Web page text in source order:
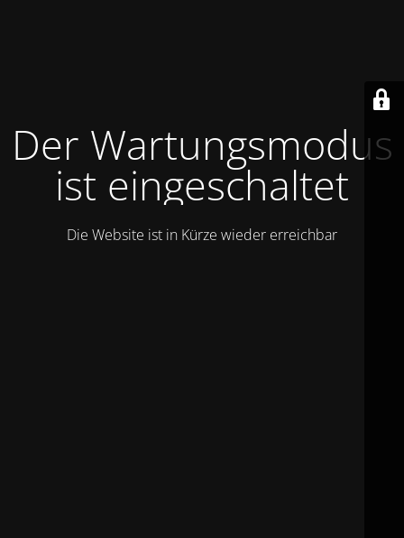
Der Wartungsmodus
ist eingeschaltet
Die Website ist in Kürze wieder erreichbar